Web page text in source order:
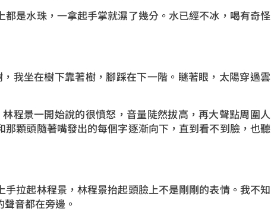
都是水珠，一拿起手掌就濕了幾分。水已經不冰，喝有奇怪
我坐在樹下靠著樹，腳踩在下一階。瞇著眼，太陽穿過雲
程景一開始說的很憤怒，音量陡然拔高，再大聲點周圍人
顆頭隨著嘴發出的每個字逐漸向下，直到看不到臉，也聽
手拉起林程景，林程景抬起頭臉上不是剛剛的表情。我不知
音都在旁邊。